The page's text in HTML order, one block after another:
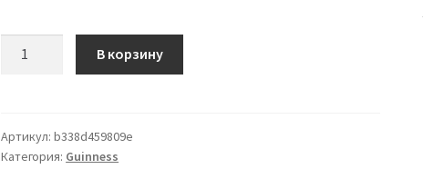
Tankard
Glass
В корзину
Артикул:b338d459809e
Категория: Guinness